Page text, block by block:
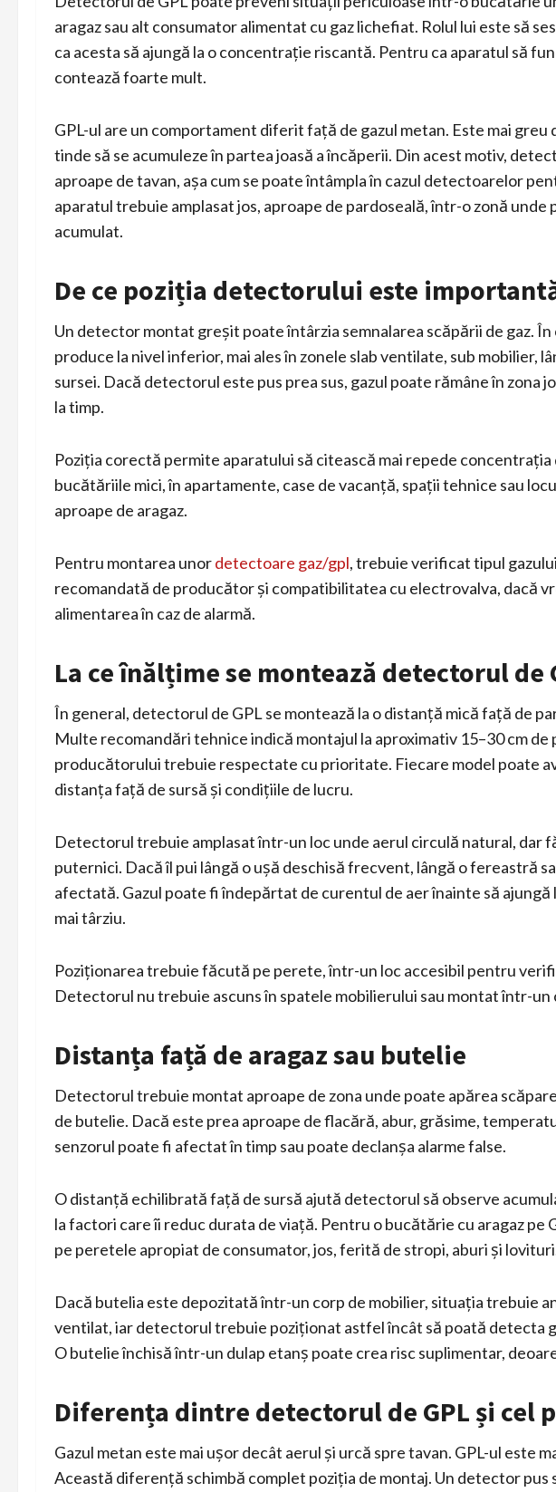
aragaz sau alt consumator alimentat cu gaz lichefiat. Rolul lui este să
ca acesta să ajungă la o concentrație riscantă. Pentru ca aparatul să
contează foarte mult.
GPL-ul are un comportament diferit față de gazul metan. Este mai greu
tinde să se acumuleze în partea joasă a încăperii. Din acest motiv,
aproape de tavan, așa cum se poate întâmpla în cazul detectoarelor
aparatul trebuie amplasat jos, aproape de pardoseală, într-o zonă unde
acumulat.
De ce poziția detectorului este
Un detector montat greșit poate întârzia semnalarea scăpării de gaz. În
produce la nivel inferior, mai ales în zonele slab ventilate, sub mobilier,
sursei. Dacă detectorul este pus prea sus, gazul poate rămâne în zona
la timp.
Poziția corectă permite aparatului să citească mai repede concentrația
bucătăriile mici, în apartamente, case de vacanță, spații tehnice sau
aproape de aragaz.
Pentru montarea unordetectoare gaz/gpl, trebuie verificat tipul
recomandată de producător și compatibilitatea cu electrovalva, dacă
alimentarea în caz de alarmă.
La ce înălțime se montează detectorul de
În general, detectorul de GPL se montează la o distanță mică față de
Multe recomandări tehnice indică montajul la aproximativ 15–30 cm
producătorului trebuie respectate cu prioritate. Fiecare model poate
distanța față de sursă și condițiile de lucru.
Detectorul trebuie amplasat într-un loc unde aerul circulă natural, dar
puternici. Dacă îl pui lângă o ușă deschisă frecvent, lângă o fereastră
afectată. Gazul poate fi îndepărtat de curentul de aer înainte să ajungă
mai târziu.
Poziționarea trebuie făcută pe perete, într-un loc accesibil pentru
Detectorul nu trebuie ascuns în spatele mobilierului sau montat într-un
Distanța față de aragaz sau butelie
Detectorul trebuie montat aproape de zona unde poate apărea
de butelie. Dacă este prea aproape de flacără, abur, grăsime,
senzorul poate fi afectat în timp sau poate declanșa alarme false.
O distanță echilibrată față de sursă ajută detectorul să observe
la factori care îi reduc durata de viață. Pentru o bucătărie cu aragaz pe
pe peretele apropiat de consumator, jos, ferită de stropi, aburi și
Dacă butelia este depozitată într-un corp de mobilier, situația trebuie
ventilat, iar detectorul trebuie poziționat astfel încât să poată detecta
O butelie închisă într-un dulap etanș poate crea risc suplimentar,
Diferența dintre detectorul de GPL și cel
Gazul metan este mai ușor decât aerul și urcă spre tavan. GPL-ul este
Această diferență schimbă complet poziția de montaj. Un detector